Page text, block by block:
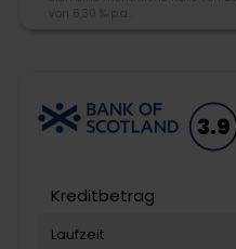
von 6,30 % p.a..
3.9
Kreditbetrag
Laufzeit